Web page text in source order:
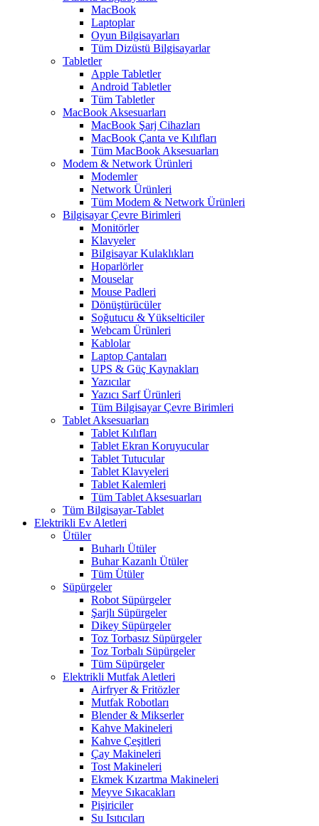
MacBook
Laptoplar
Oyun Bilgisayarları
Tüm Dizüstü Bilgisayarlar
Tabletler
Apple Tabletler
Android Tabletler
Tüm Tabletler
MacBook Aksesuarları
MacBook Şarj Cihazları
MacBook Çanta ve Kılıfları
Tüm MacBook Aksesuarları
Modem & Network Ürünleri
Modemler
Network Ürünleri
Tüm Modem & Network Ürünleri
Bilgisayar Çevre Birimleri
Monitörler
Klavyeler
BiIgisayar Kulaklıkları
Hoparlörler
Mouselar
Mouse Padleri
Dönüştürücüler
Soğutucu & Yükselticiler
Webcam Ürünleri
Kablolar
Laptop Çantaları
UPS & Güç Kaynakları
Yazıcılar
Yazıcı Sarf Ürünleri
Tüm Bilgisayar Çevre Birimleri
Tablet Aksesuarları
Tablet Kılıfları
Tablet Ekran Koruyucular
Tablet Tutucular
Tablet Klavyeleri
Tablet Kalemleri
Tüm Tablet Aksesuarları
Tüm Bilgisayar-Tablet
Elektrikli Ev Aletleri
Ütüler
Buharlı Ütüler
Buhar Kazanlı Ütüler
Tüm Ütüler
Süpürgeler
Robot Süpürgeler
Şarjlı Süpürgeler
Dikey Süpürgeler
Toz Torbasız Süpürgeler
Toz Torbalı Süpürgeler
Tüm Süpürgeler
Elektrikli Mutfak Aletleri
Airfryer & Fritözler
Mutfak Robotları
Blender & Mikserler
Kahve Makineleri
Kahve Çeşitleri
Çay Makineleri
Tost Makineleri
Ekmek Kızartma Makineleri
Meyve Sıkacakları
Pişiriciler
Su Isıtıcıları